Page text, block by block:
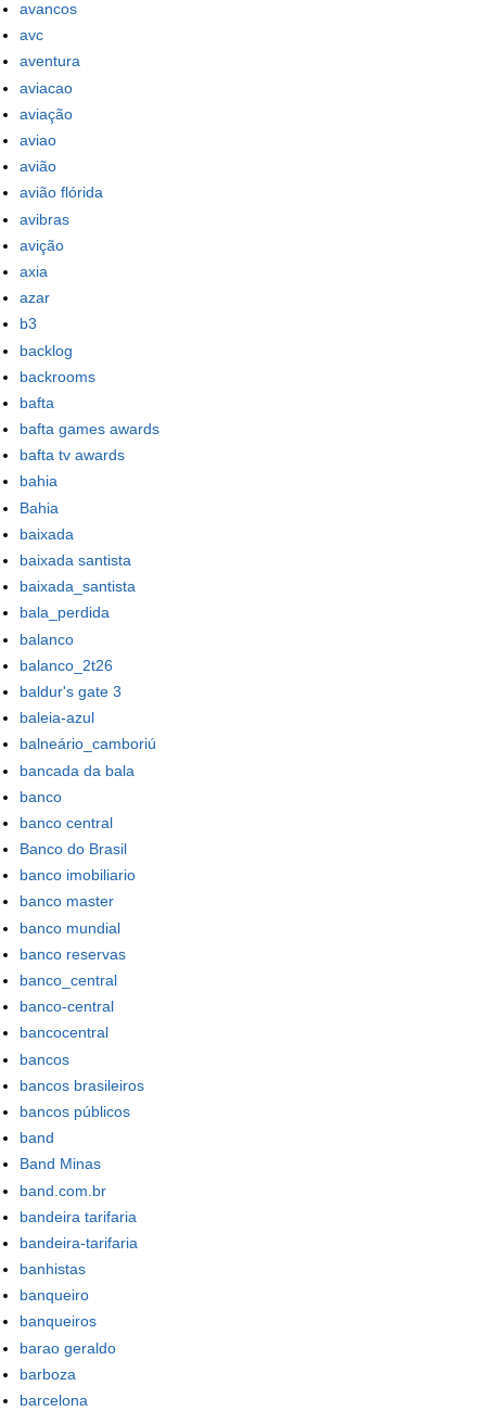
avancos
avc
aventura
aviacao
aviação
aviao
avião
avião flórida
avibras
avição
axia
azar
b3
backlog
backrooms
bafta
bafta games awards
bafta tv awards
bahia
Bahia
baixada
baixada santista
baixada_santista
bala_perdida
balanco
balanco_2t26
baldur's gate 3
baleia-azul
balneário_camboriú
bancada da bala
banco
banco central
Banco do Brasil
banco imobiliario
banco master
banco mundial
banco reservas
banco_central
banco-central
bancocentral
bancos
bancos brasileiros
bancos públicos
band
Band Minas
band.com.br
bandeira tarifaria
bandeira-tarifaria
banhistas
banqueiro
banqueiros
barao geraldo
barboza
barcelona